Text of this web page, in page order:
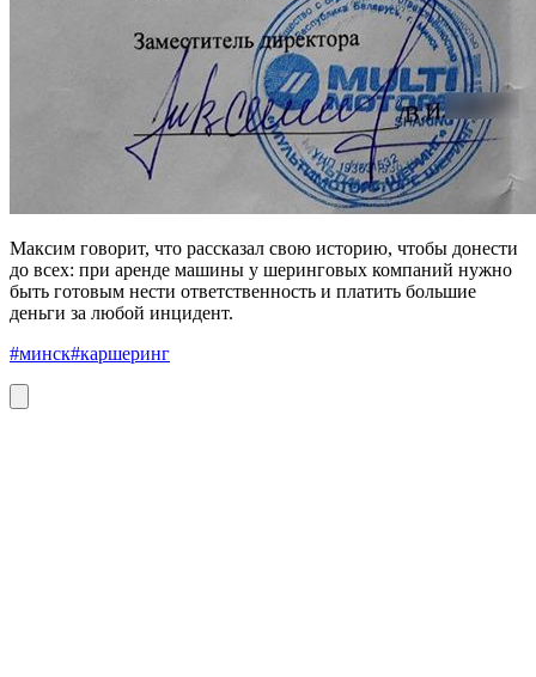
Максим говорит, что рассказал свою историю, чтобы донести
до всех: при аренде машины у шеринговых компаний нужно
быть готовым нести ответственность и платить большие
деньги за любой инцидент.
#минск#каршеринг